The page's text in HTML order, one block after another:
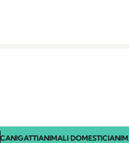
CANIGATTIANIMALI DOMESTICI